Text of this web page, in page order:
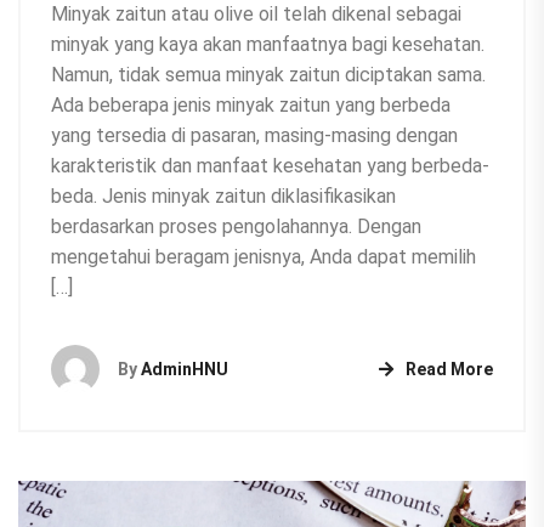
Minyak zaitun atau olive oil telah dikenal sebagai
minyak yang kaya akan manfaatnya bagi kesehatan.
Namun, tidak semua minyak zaitun diciptakan sama.
Ada beberapa jenis minyak zaitun yang berbeda
yang tersedia di pasaran, masing-masing dengan
karakteristik dan manfaat kesehatan yang berbeda-
beda. Jenis minyak zaitun diklasifikasikan
berdasarkan proses pengolahannya. Dengan
mengetahui beragam jenisnya, Anda dapat memilih
[…]
ByAdminHNU Read More